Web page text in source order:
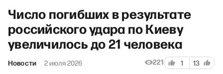
Число погибших в результате
российского удара по Киеву
увеличилось до 21 человека
Новости 2 июля 2026 221 1 13